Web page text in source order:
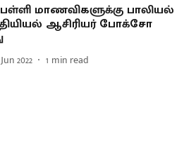
பள்ளி மாணவிகளுக்கு பாலியல்
ஆசிரியர் போக்சோ
2022 1 min read